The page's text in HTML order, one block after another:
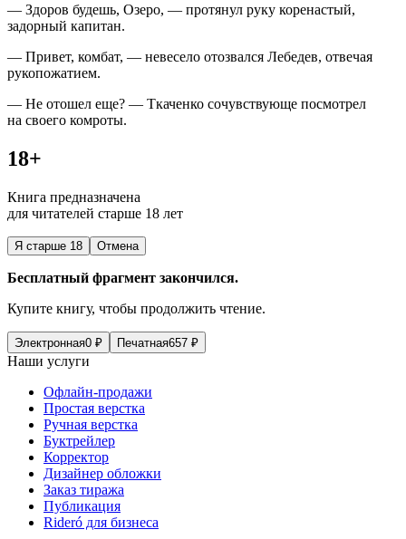
— Здоров будешь, Озеро, — протянул руку коренастый,
задорный капитан.
— Привет, комбат, — невесело отозвался Лебедев, отвечая
рукопожатием.
— Не отошел еще? — Ткаченко сочувствующе посмотрел
на своего комроты.
18+
Книга предназначена
для читателей старше 18 лет
Я старше 18 Отмена
Бесплатный фрагмент закончился.
Купите книгу, чтобы продолжить чтение.
Электронная0 ₽ Печатная657 ₽
Наши услуги
Офлайн-продажи
Простая верстка
Ручная верстка
Буктрейлер
Корректор
Дизайнер обложки
Заказ тиража
Публикация
Rideró для бизнеса